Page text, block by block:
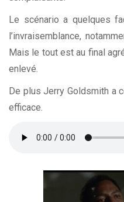
Le scénario a quelques
l’invraisemblance,
Mais le tout est au final
enlevé.
De plus Jerry Goldsmith a
efficace.